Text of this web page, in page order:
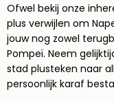
Ofwel bekij onze
plus verwijlen om
jouw nog zowel
Pompeï. Neem
stad plusteken naar
persoonlijk karaf